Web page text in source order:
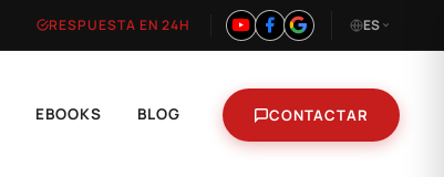
RESPUESTA EN 24H ES
EBOOKS BLOG CONTACTAR